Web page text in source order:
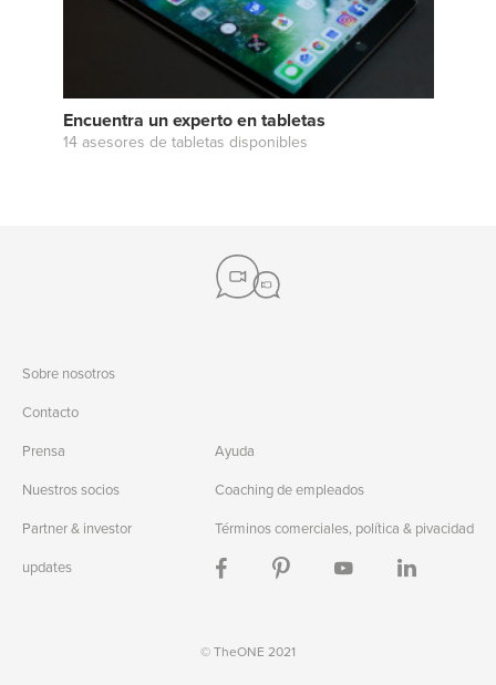
Encuentra un experto en tabletas
14 asesores de tabletas disponibles
Sobre nosotros
Contacto
Prensa
Nuestros socios
Partner & investor
updates
Ayuda
Coaching de empleados
Términos comerciales, política & pivacidad
© TheONE 2021